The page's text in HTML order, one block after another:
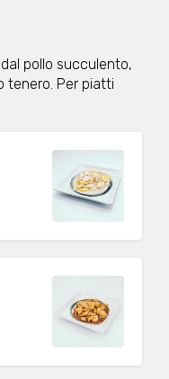
pollo succulento,
tenero. Per piatti